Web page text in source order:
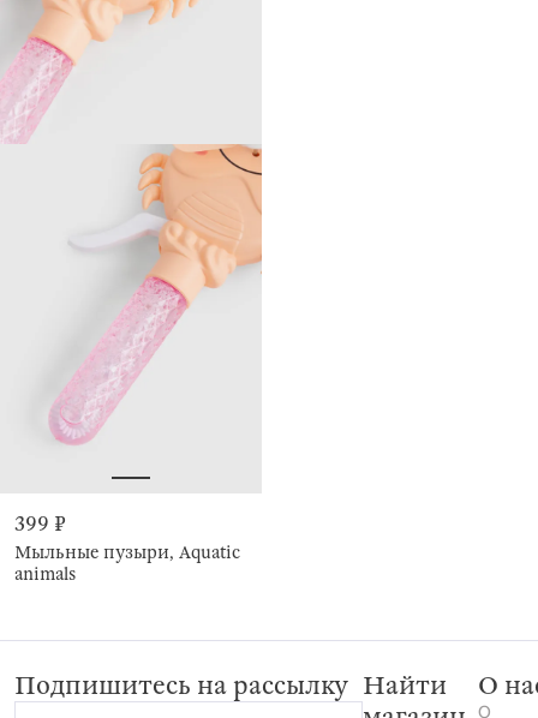
399 ₽
Мыльные пузыри, Aquatic
animals
Подпишитесь на рассылку Найти
О